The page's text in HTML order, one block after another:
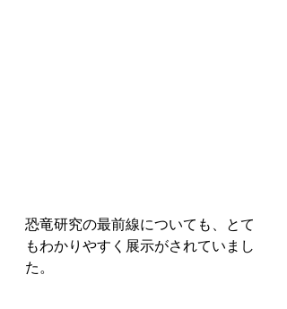
恐竜研究の最前線についても、とて
もわかりやすく展示がされていまし
た。